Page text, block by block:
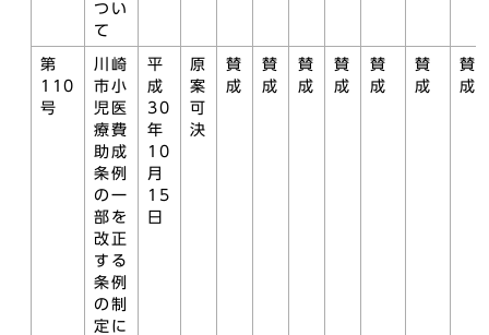
つい
て
第
110
号
川崎
市小
児医
療費
助成
条例
の一
部を
改正
する
条例
の制
定に
平
成
30
年
10
月
15
日
原
案
可
決
賛
成
賛
成
賛
成
賛
成
賛
成
賛
成
賛
成